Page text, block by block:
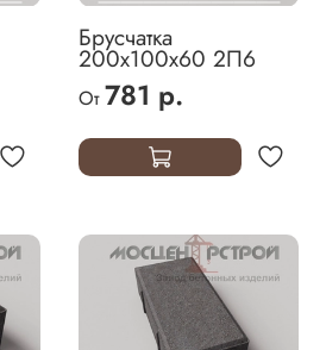
Брусчатка
200х100х60 2П6
От 781 р.